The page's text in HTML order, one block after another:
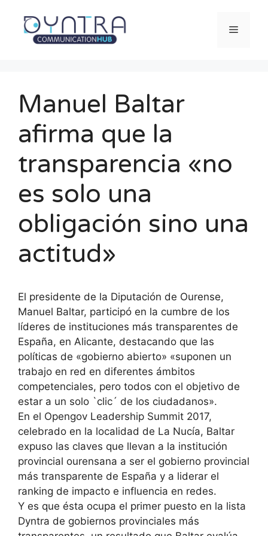
contenido
Menú
Manuel Baltar
afirma que la
transparencia «no
es solo una
obligación sino una
actitud»
El presidente de la Diputación de Ourense,
Manuel Baltar, participó en la cumbre de los
líderes de instituciones más transparentes de
España, en Alicante, destacando que las
políticas de «gobierno abierto» «suponen un
trabajo en red en diferentes ámbitos
competenciales, pero todos con el objetivo de
estar a un solo `clic´ de los ciudadanos».
En el Opengov Leadership Summit 2017,
celebrado en la localidad de La Nucía, Baltar
expuso las claves que llevan a la institución
provincial ourensana a ser el gobierno provincial
más transparente de España y a liderar el
ranking de impacto e influencia en redes.
Y es que ésta ocupa el primer puesto en la lista
Dyntra de gobiernos provinciales más